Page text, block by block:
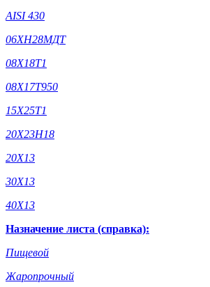
AISI 430
06ХН28МДТ
08Х18Т1
08Х17Т950
15Х25Т1
20Х23Н18
20Х13
30Х13
40Х13
Назначение листа (справка):
Пищевой
Жаропрочный